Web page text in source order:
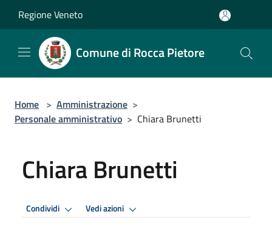
Regione Veneto
Comune di Rocca Pietore
Home > Amministrazione >
Personale amministrativo > Chiara Brunetti
Chiara Brunetti
Condividi Vedi azioni